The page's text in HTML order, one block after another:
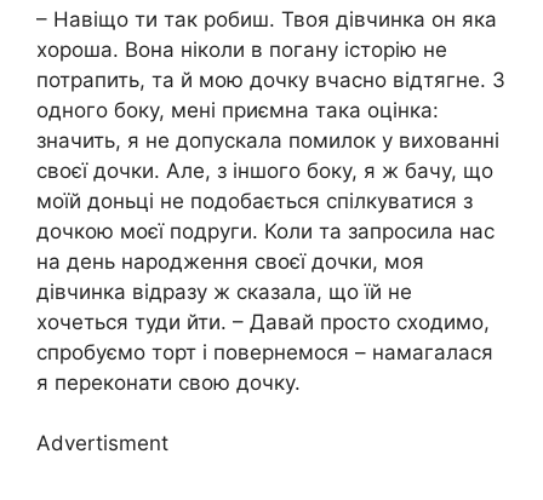
– Навіщо ти так робиш. Твоя дівчинка он яка
хороша. Вона ніколи в погану історію не
потрапить, та й мою дочку вчасно відтягне. З
одного боку, мені приємна така оцінка:
значить, я не допускала помилок у вихованні
своєї дочки. Але, з іншого боку, я ж бачу, що
моїй доньці не подобається спілкуватися з
дочкою моєї подруги. Коли та запросила нас
на день народження своєї дочки, моя
дівчинка відразу ж сказала, що їй не
хочеться туди йти. – Давай просто сходимо,
спробуємо торт і повернемося – намагалася
я переконати свою дочку.
Advertisment